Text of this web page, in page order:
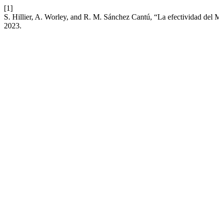
[1]
S. Hillier, A. Worley, and R. M. Sánchez Cantú, “La efectividad del
2023.